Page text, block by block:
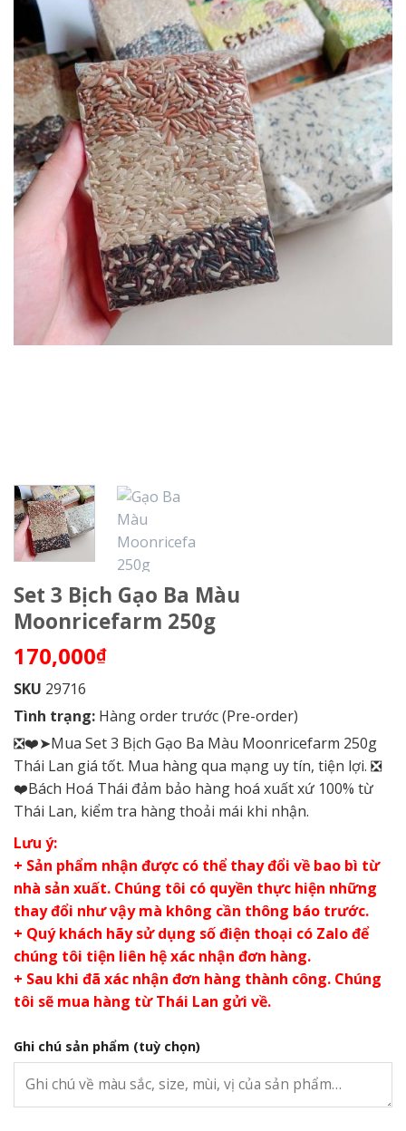
Set 3 Bịch Gạo Ba Màu
Moonricefarm 250g
170,000₫
SKU 29716
Tình trạng: Hàng order trước (Pre-order)
❎❤️➤Mua Set 3 Bịch Gạo Ba Màu Moonricefarm 250g
Thái Lan giá tốt. Mua hàng qua mạng uy tín, tiện lợi. ❎
❤️Bách Hoá Thái đảm bảo hàng hoá xuất xứ 100% từ
Thái Lan, kiểm tra hàng thoải mái khi nhận.
Lưu ý:
+ Sản phẩm nhận được có thể thay đổi về bao bì từ
nhà sản xuất. Chúng tôi có quyền thực hiện những
thay đổi như vậy mà không cần thông báo trước.
+ Quý khách hãy sử dụng số điện thoại có Zalo để
chúng tôi tiện liên hệ xác nhận đơn hàng.
+ Sau khi đã xác nhận đơn hàng thành công. Chúng
tôi sẽ mua hàng từ Thái Lan gửi về.
Ghi chú sản phẩm (tuỳ chọn)